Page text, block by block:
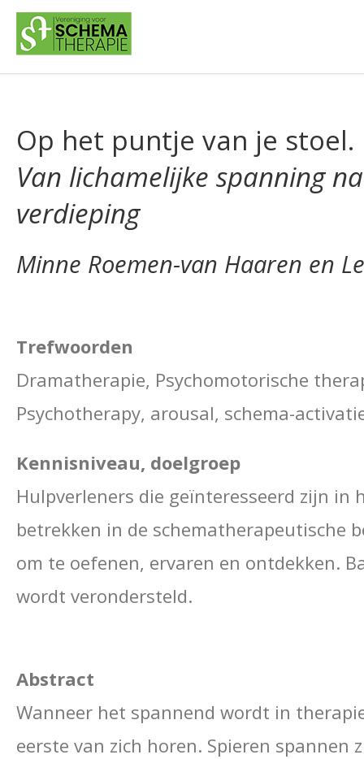
Op het puntje van je stoel.
Van lichamelijke spanning
verdieping
Minne Roemen-van Haaren en
Trefwoorden
Dramatherapie, Psychomotorische
Psychotherapy, arousal, schema-
Kennisniveau, doelgroep
Hulpverleners die geïnteresseerd zijn in
betrekken in de schematherapeutische
om te oefenen, ervaren en ontdekken.
wordt verondersteld.
Abstract
Wanneer het spannend wordt in
eerste van zich horen. Spieren spannen